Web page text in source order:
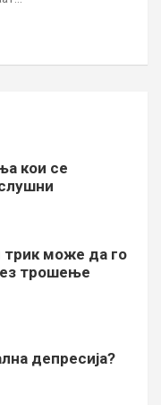
кои се
трик може да го
трошење
депресија?